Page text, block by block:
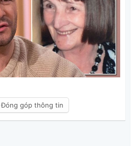
Đóng góp thông tin